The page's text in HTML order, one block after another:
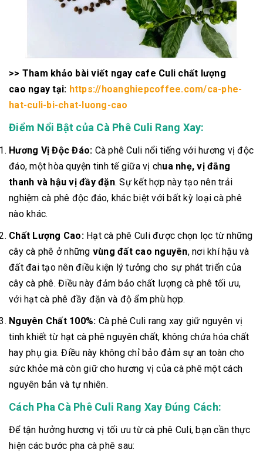
>> Tham khảo bài viết ngay cafe Culi chất lượng
cao ngay tại: https://hoanghiepcoffee.com/ca-phe-
hat-culi-bi-chat-luong-cao
Điểm Nổi Bật của Cà Phê Culi Rang Xay:
Hương Vị Độc Đáo: Cà phê Culi nổi tiếng với hương vị độc
đáo, một hòa quyện tinh tế giữa vị chua nhẹ, vị đắng
thanh và hậu vị đầy đặn. Sự kết hợp này tạo nên trải
nghiệm cà phê độc đáo, khác biệt với bất kỳ loại cà phê
nào khác.
Chất Lượng Cao:Hạt cà phê Culi được chọn lọc từ những
cây cà phê ở những vùng đất cao nguyên, nơi khí hậu và
đất đai tạo nên điều kiện lý tưởng cho sự phát triển của
cây cà phê. Điều này đảm bảo chất lượng cà phê tối ưu,
với hạt cà phê đầy đặn và độ ẩm phù hợp.
Nguyên Chất 100%: Cà phê Culi rang xay giữ nguyên vị
tinh khiết từ hạt cà phê nguyên chất, không chứa hóa chất
hay phụ gia. Điều này không chỉ bảo đảm sự an toàn cho
sức khỏe mà còn giữ cho hương vị của cà phê một cách
nguyên bản và tự nhiên.
Cách Pha Cà Phê Culi Rang Xay Đúng Cách:
Để tận hưởng hương vị tối ưu từ cà phê Culi, bạn cần thực
hiện các bước pha cà phê sau: